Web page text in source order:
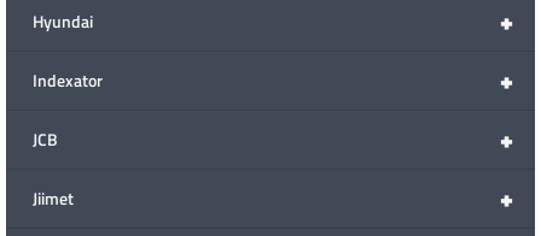
+
Hyundai
+
Indexator
+
JCB
+
Jiimet